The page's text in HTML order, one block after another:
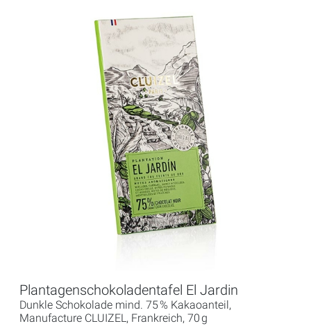
Plantagenschokoladentafel El Jardin
Dunkle Schokolade mind. 75 % Kakaoanteil,
Manufacture CLUIZEL, Frankreich, 70 g